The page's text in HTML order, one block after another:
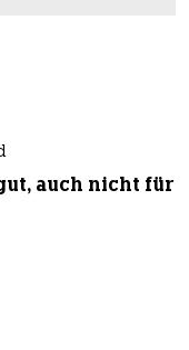
auch nicht für